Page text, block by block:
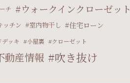
チ ウォークインクローゼット
ッチン 室内物干し 住宅ローン
デッキ 小屋裏 クローゼット
動産情報 吹き抜け